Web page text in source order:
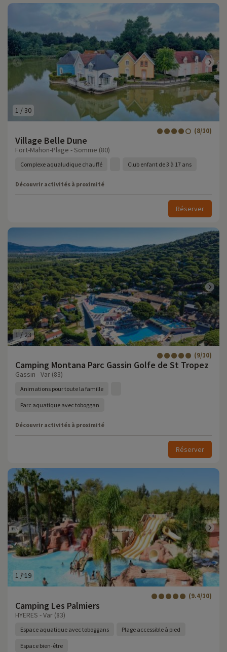
1 /30
Village Belle Dune
(8/10)
Fort-Mahon-Plage - Somme (80)
Complexe aqualudique chauffé Club enfant de 3 à 17 ans
Découvrir activités à proximité
Réserver
1 /23
Camping Montana Parc Gassin Golfe de St Tropez
(9/10)
Gassin - Var (83)
Animations pour toute la famille
Parc aquatique avec toboggan
Découvrir activités à proximité
Réserver
1 /19
Camping Les Palmiers
(9.4/10)
HYERES - Var (83)
Espace aquatique avec toboggans Plage accessible à pied
Espace bien-être